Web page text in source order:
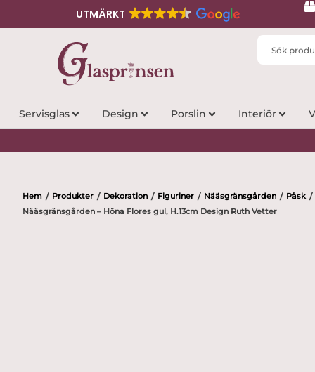
UTMÄRKT
Search
Servisglas Design Porslin Interiör
Hem / Produkter / Dekoration / Figuriner / Nääsgränsgården / Påsk /
Nääsgränsgården – Höna Flores gul, H.13cm Design Ruth Vetter